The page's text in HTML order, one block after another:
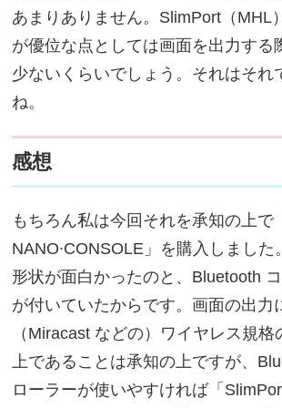
あまりありません。SlimPort（MHL
が優位な点としては画面を出力する
少ないくらいでしょう。それはそれ
ね。
感想
もちろん私は今回それを承知の上で
NANO∙CONSOLE」を購入しました
形状が面白かったのと、Bluetooth
が付いていたからです。画面の出力
（Miracast などの）ワイヤレス規
上であることは承知の上ですが、
ローラーが使いやすければ「